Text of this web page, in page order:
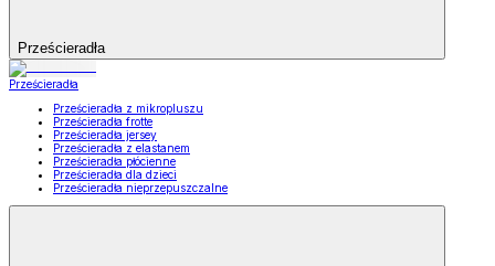
Prześcieradła
Prześcieradła
Prześcieradła z mikropluszu
Prześcieradła frotte
Prześcieradła jersey
Prześcieradła z elastanem
Prześcieradła płócienne
Prześcieradła dla dzieci
Prześcieradła nieprzepuszczalne